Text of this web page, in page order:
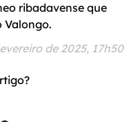
ribadavense que
Valongo.
de 2025, 17h50